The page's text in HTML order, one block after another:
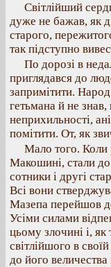
Світлійший
дуже не бажав, як
старого,
так підступно
По дорозі в
приглядався до
запримітити.
гетьмана й не знав,
неприхильності,
помітити. От, як
Мало того. Коли
Макошині, стали
сотники і другі
Всі вони
Мазепа перейшов
Усіми силами
цьому злочині і,
світлійшого в
до його величества